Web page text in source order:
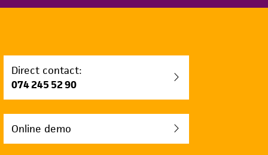
Direct contact:
074 245 52 90
Online demo